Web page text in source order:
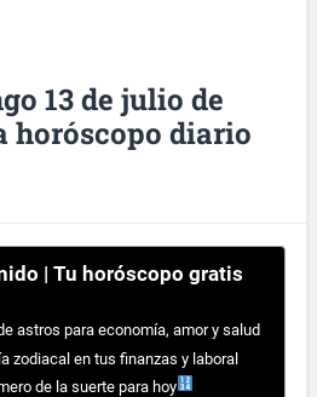
13 de julio de
horóscopo diario
| Tu horóscopo gratis
astros para economía, amor y salud
zodiacal en tus finanzas y laboral
de la suerte para hoy